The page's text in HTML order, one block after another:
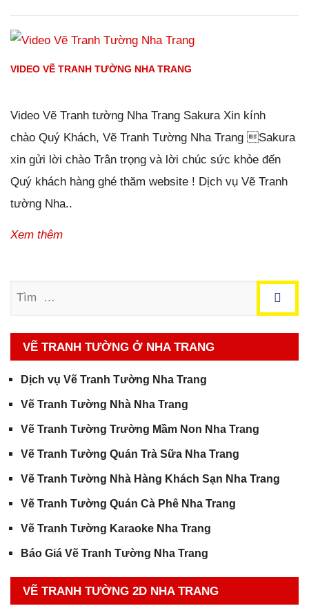
VIDEO VẼ TRANH TƯỜNG NHA TRANG
Video Vẽ Tranh tường Nha Trang Sakura Xin kính
chào Quý Khách, Vẽ Tranh Tường Nha Trang Sakura
xin gửi lời chào Trân trọng và lời chúc sức khỏe đến
Quý khách hàng ghé thăm website ! Dịch vụ Vẽ Tranh
tường Nha..
Xem thêm
VẼ TRANH TƯỜNG Ở NHA TRANG
Dịch vụ Vẽ Tranh Tường Nha Trang
Vẽ Tranh Tường Nhà Nha Trang
Vẽ Tranh Tường Trường Mầm Non Nha Trang
Vẽ Tranh Tường Quán Trà Sữa Nha Trang
Vẽ Tranh Tường Nhà Hàng Khách Sạn Nha Trang
Vẽ Tranh Tường Quán Cà Phê Nha Trang
Vẽ Tranh Tường Karaoke Nha Trang
Báo Giá Vẽ Tranh Tường Nha Trang
VẼ TRANH TƯỜNG 2D NHA TRANG